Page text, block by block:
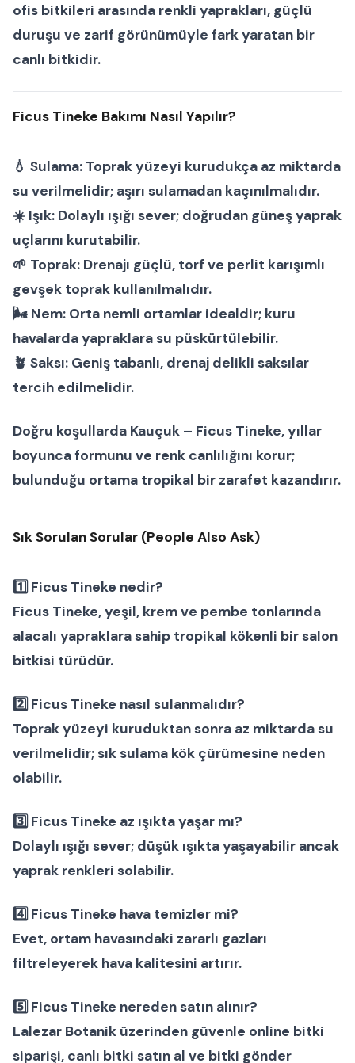
ofis bitkileri arasında renkli yaprakları, güçlü
duruşu ve zarif görünümüyle fark yaratan bir
canlı bitkidir.
Ficus Tineke Bakımı Nasıl Yapılır?
💧 Sulama: Toprak yüzeyi kurudukça az miktarda
su verilmelidir; aşırı sulamadan kaçınılmalıdır.
☀️ Işık: Dolaylı ışığı sever; doğrudan güneş yaprak
uçlarını kurutabilir.
🌱 Toprak: Drenajı güçlü, torf ve perlit karışımlı
gevşek toprak kullanılmalıdır.
🌬 Nem: Orta nemli ortamlar idealdir; kuru
havalarda yapraklara su püskürtülebilir.
🪴 Saksı: Geniş tabanlı, drenaj delikli saksılar
tercih edilmelidir.
Doğru koşullarda Kauçuk – Ficus Tineke, yıllar
boyunca formunu ve renk canlılığını korur;
bulunduğu ortama tropikal bir zarafet kazandırır.
Sık Sorulan Sorular (People Also Ask)
1️⃣ Ficus Tineke nedir?
Ficus Tineke, yeşil, krem ve pembe tonlarında
alacalı yapraklara sahip tropikal kökenli birsalon
bitkisi türüdür.
2️⃣ Ficus Tineke nasıl sulanmalıdır?
Toprak yüzeyi kuruduktan sonra az miktarda su
verilmelidir; sık sulama kök çürümesine neden
olabilir.
3️⃣ Ficus Tineke az ışıkta yaşar mı?
Dolaylı ışığı sever; düşük ışıkta yaşayabilir ancak
yaprak renkleri solabilir.
4️⃣ Ficus Tineke hava temizler mi?
Evet, ortam havasındaki zararlı gazları
filtreleyerek hava kalitesini artırır.
5️⃣ Ficus Tineke nereden satın alınır?
Lalezar Botanik üzerinden güvenle online bitki
siparişi, canlı bitki satın al ve bitki gönder